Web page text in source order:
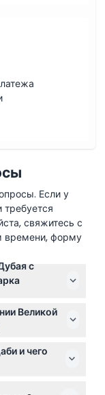
Если у
свяжитесь с
времени, форму
с
в Дубае и
Зайда,
Парк,
Абу-Даби
и
Великой
должны
длинные
(при
и чего